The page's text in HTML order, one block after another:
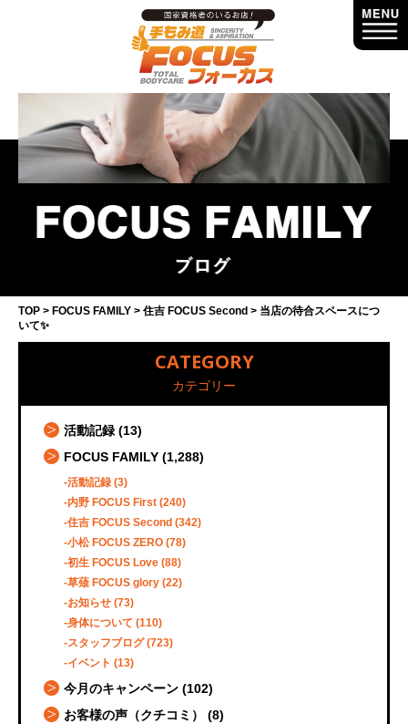
TOP FOCUS FAMILY 住吉 FOCUS Second
当店の待合スペースにつ
いて✨
CATEGORY
カテゴリー
活動記録 (13)
FOCUS FAMILY (1,288)
活動記録 (3)
内野 FOCUS First (240)
住吉 FOCUS Second (342)
小松 FOCUS ZERO (78)
初生 FOCUS Love (88)
草薙 FOCUS glory (22)
お知らせ (73)
身体について (110)
スタッフブログ(723)
イベント (13)
今月のキャンペーン (102)
お客様の声（クチコミ）
(8)